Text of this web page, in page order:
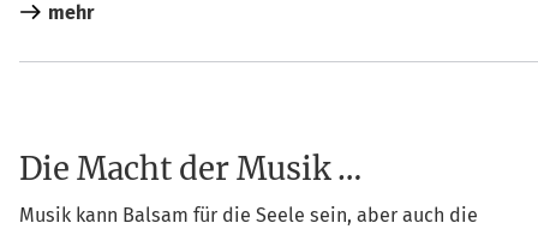
mehr
Die Macht der Musik …
Musik kann Bal­sam für die See­le sein, aber auch die